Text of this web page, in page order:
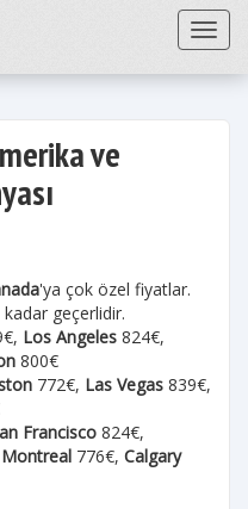
ve
'ya çok özel fiyatlar.
kadar geçerlidir.
Los Angeles 824€,
800€
772€, Las Vegas 839€,
Francisco 824€,
Montreal 776€, Calgary